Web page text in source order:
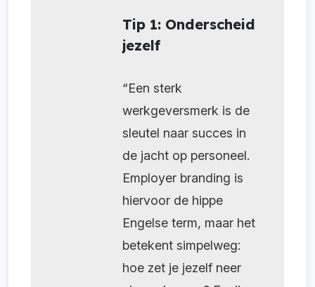
Tip 1: Onderscheid
jezelf
“Een sterk
werkgeversmerk is de
sleutel naar succes in
de jacht op personeel.
Employer branding is
hiervoor de hippe
Engelse term, maar het
betekent simpelweg:
hoe zet je jezelf neer